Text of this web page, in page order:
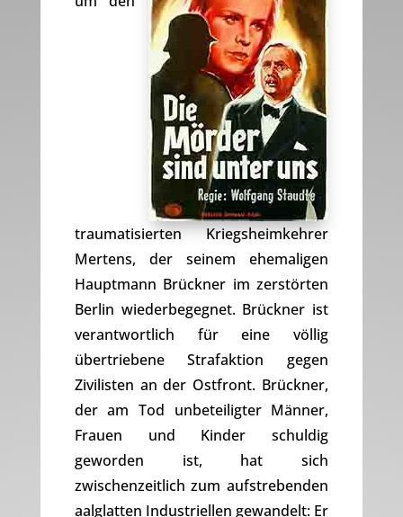
traumatisierten Kriegsheimkehrer
Mertens, der seinem ehemaligen
Hauptmann Brückner im zerstörten
Berlin wiederbegegnet. Brückner ist
verantwortlich für eine völlig
übertriebene Strafaktion gegen
Zivilisten an der Ostfront. Brückner,
der am Tod unbeteiligter Männer,
Frauen und Kinder schuldig
geworden ist, hat sich
zwischenzeitlich zum aufstrebenden
aalglatten Industriellen gewandelt: Er